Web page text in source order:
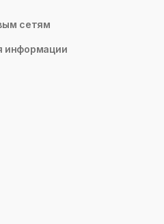
сетям
информации